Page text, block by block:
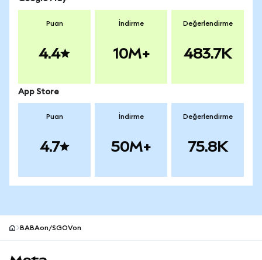
Puan
4.4
İndirme
10M+
Değerlendirme
483.7K
App Store
Puan
4.7
İndirme
50M+
Değerlendirme
75.8K
BABAon/SGOVon